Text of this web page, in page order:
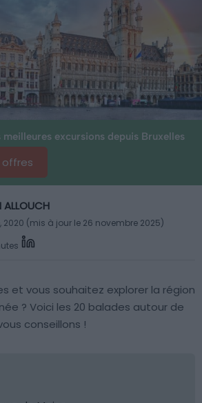
meilleures excursions depuis Bruxelles
offres
ALLOUCH
2020 (mis à jour le 26 novembre 2025)
et vous souhaitez explorer la région
? Voici les 20 balades autour de
conseillons !